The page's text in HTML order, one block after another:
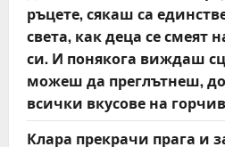
ръцете, сякаш са
света, как деца се смеят
си. И понякога виждаш
можеш да преглътнеш,
всички вкусове на
Клара прекрачи прага и